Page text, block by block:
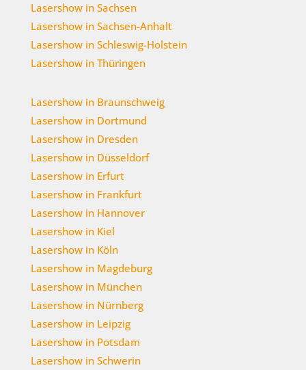
Lasershow in Sachsen
Lasershow in Sachsen-Anhalt
Lasershow in Schleswig-Holstein
Lasershow in Thüringen
Lasershow in Braunschweig
Lasershow in Dortmund
Lasershow in Dresden
Lasershow in Düsseldorf
Lasershow in Erfurt
Lasershow in Frankfurt
Lasershow in Hannover
Lasershow in Kiel
Lasershow in Köln
Lasershow in Magdeburg
Lasershow in München
Lasershow in Nürnberg
Lasershow in Leipzig
Lasershow in Potsdam
Lasershow in Schwerin